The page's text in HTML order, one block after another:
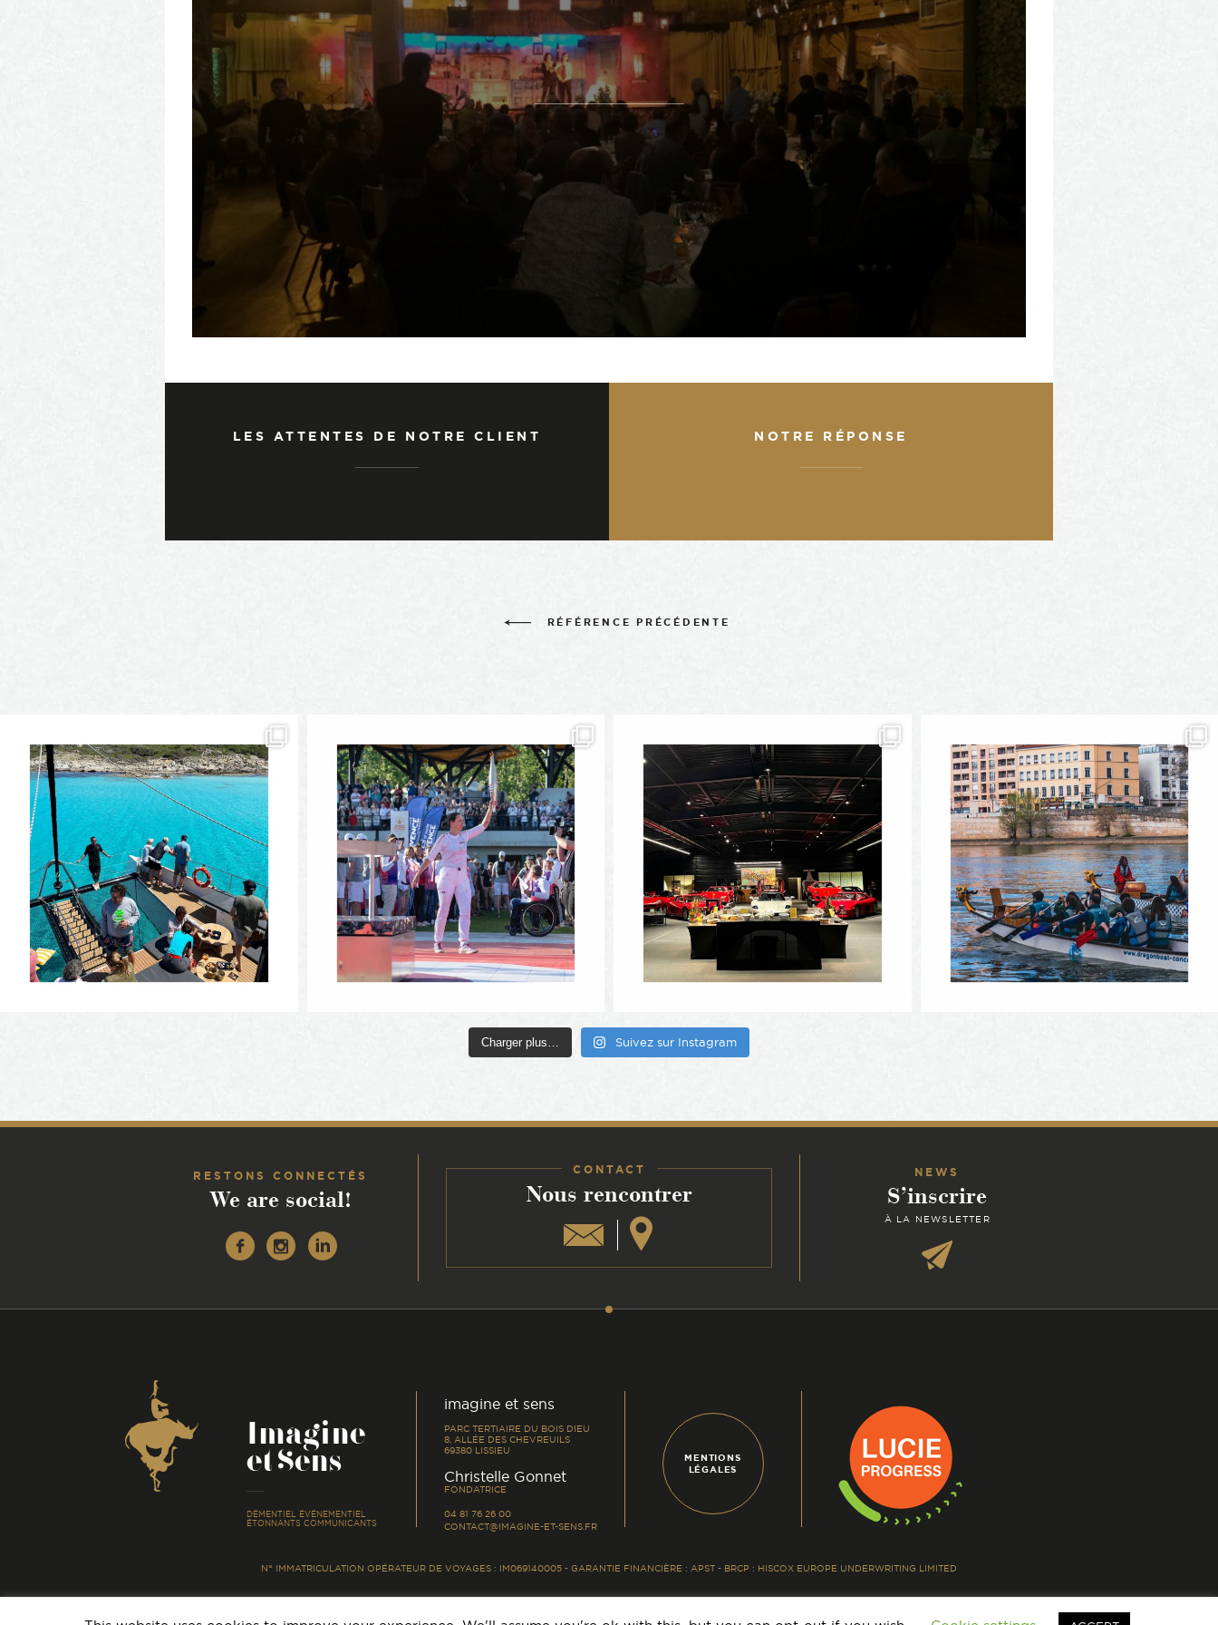
LES ATTENTES DE NOTRE CLIENT NOTRE RÉPONSE
RÉFÉRENCE PRÉCÉDENTE
Charger plus… Suivez sur Instagram
RESTONS CONNECTÉS
We are social!
Instagram
Linkedin
CONTACT
Nous rencontrer
NEWS
S’inscrire
À LA NEWSLETTER
Coordonnées
Imagine
et Sens
DÉMENTIEL ÉVÉNEMENTIEL
ÉTONNANTS COMMUNICANTS
imagine et sens
PARC TERTIAIRE DU BOIS DIEU
8, ALLÉE DES CHEVREUILS
69380 LISSIEU
Christelle Gonnet-
FONDATRICE
04 81 76 26 00
CONTACT@IMAGINE-ET-SENS.FR
MENTIONS
LÉGALES
N° IMMATRICULATION OPÉRATEUR DE VOYAGES : IM069140005 - GARANTIE FINANCIÈRE : APST - BRCP : HISCOX EUROPE UNDERWRITING LIMITED